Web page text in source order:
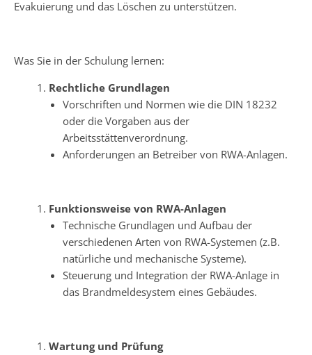
Evakuierung und das Löschen zu unterstützen.
Was Sie in der Schulung lernen:
Rechtliche Grundlagen
Vorschriften und Normen wie die DIN 18232
oder die Vorgaben aus der
Arbeitsstättenverordnung.
Anforderungen an Betreiber von RWA-Anlagen.
Funktionsweise von RWA-Anlagen
Technische Grundlagen und Aufbau der
verschiedenen Arten von RWA-Systemen (z.B.
natürliche und mechanische Systeme).
Steuerung und Integration der RWA-Anlage in
das Brandmeldesystem eines Gebäudes.
Wartung und Prüfung